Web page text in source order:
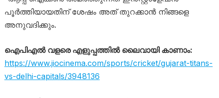
പൂർത്തിയായതിന് ശേഷം അത് തുറക്കാൻ നിങ്ങളെ
അനുവദിക്കും.
ഐപിഎൽ വളരെ എളുപ്പത്തിൽ ലൈവായി കാണാം:
https://www.jiocinema.com/sports/cricket/gujarat-titans-
vs-delhi-capitals/3948136